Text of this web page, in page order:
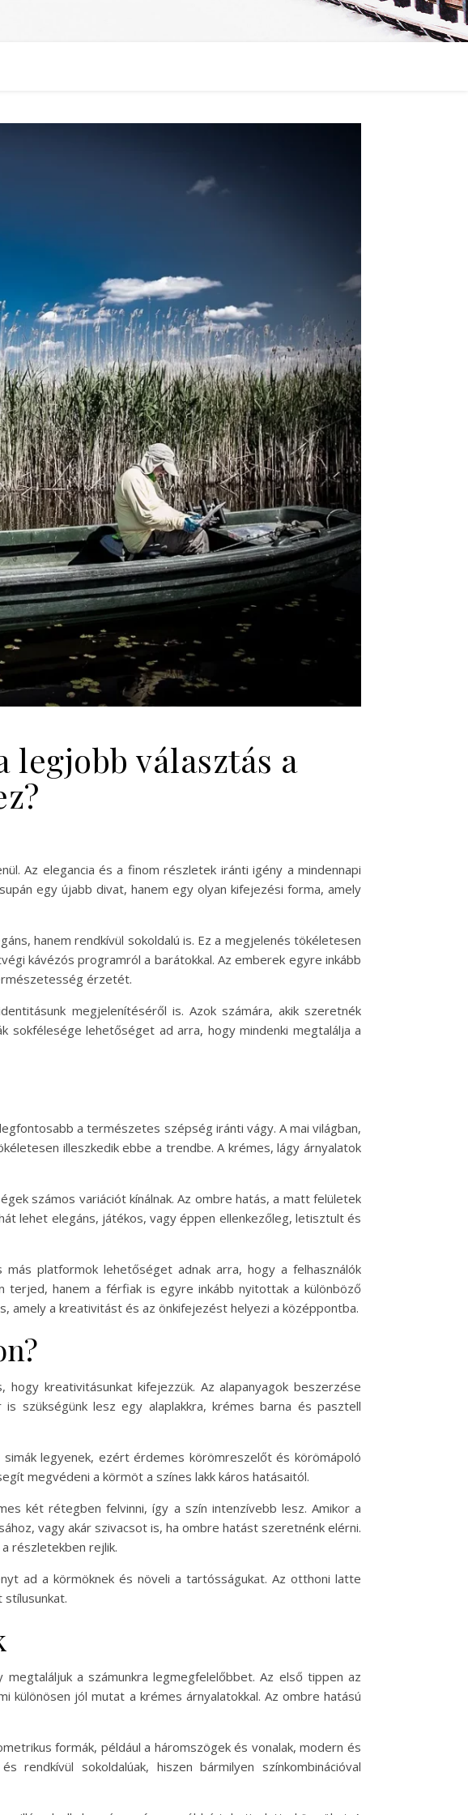
legjobb választás a
Az elegancia és a finom részletek iránti igény a mindennapi
egy újabb divat, hanem egy olyan kifejezési forma, amely
hanem rendkívül sokoldalú is. Ez a megjelenés tökéletesen
kávézós programról a barátokkal. Az emberek egyre inkább
érzetét.
megjelenítéséről is. Azok számára, akik szeretnék
lehetőséget ad arra, hogy mindenki megtalálja a
a természetes szépség iránti vágy. A mai világban,
illeszkedik ebbe a trendbe. A krémes, lágy árnyalatok
számos variációt kínálnak. Az ombre hatás, a matt felületek
lehet elegáns, játékos, vagy éppen ellenkezőleg, letisztult és
platformok lehetőséget adnak arra, hogy a felhasználók
terjed, hanem a férfiak is egyre inkább nyitottak a különböző
amely a kreativitást és az önkifejezést helyezi a középpontba.
kreativitásunkat kifejezzük. Az alapanyagok beszerzése
szükségünk lesz egy alaplakkra, krémes barna és pasztell
legyenek, ezért érdemes körömreszelőt és körömápoló
megvédeni a körmöt a színes lakk káros hatásaitól.
két rétegben felvinni, így a szín intenzívebb lesz. Amikor a
vagy akár szivacsot is, ha ombre hatást szeretnénk elérni.
részletekben rejlik.
ad a körmöknek és növeli a tartósságukat. Az otthoni latte
a számunkra legmegfelelőbbet. Az első tippen az
különösen jól mutat a krémes árnyalatokkal. Az ombre hatású
formák, például a háromszögek és vonalak, modern és
rendkívül sokoldalúak, hiszen bármilyen színkombinációval